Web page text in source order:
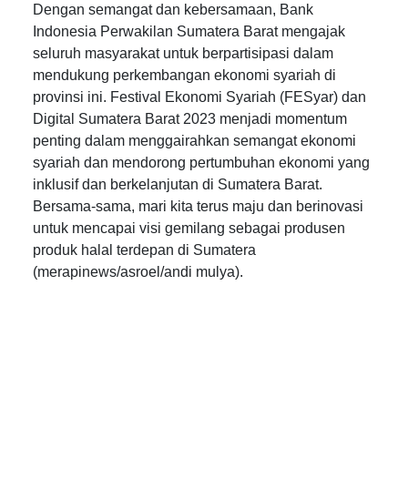
Dengan semangat dan kebersamaan, Bank
Indonesia Perwakilan Sumatera Barat mengajak
seluruh masyarakat untuk berpartisipasi dalam
mendukung perkembangan ekonomi syariah di
provinsi ini. Festival Ekonomi Syariah (FESyar) dan
Digital Sumatera Barat 2023 menjadi momentum
penting dalam menggairahkan semangat ekonomi
syariah dan mendorong pertumbuhan ekonomi yang
inklusif dan berkelanjutan di Sumatera Barat.
Bersama-sama, mari kita terus maju dan berinovasi
untuk mencapai visi gemilang sebagai produsen
produk halal terdepan di Sumatera
(merapinews/asroel/andi mulya).